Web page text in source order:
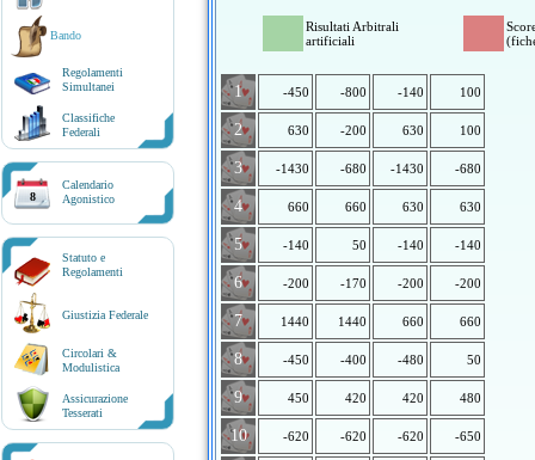
Bando
Regolamenti
Simultanei
Classifiche
Federali
8
Calendario
Agonistico
Statuto e
Regolamenti
Giustizia Federale
Circolari &
Modulistica
Assicurazione
Tesserati
Risultati Arbitrali
artificiali
1 -450 -800 -140 100
2 630 -200 630 100
3 -1430 -680 -1430 -680
4 660 660 630 630
5 -140 50 -140 -140
6 -200 -170 -200 -200
7 1440 1440 660 660
8 -450 -400 -480 50
9 450 420 420 480
10 -620 -620 -620 -650